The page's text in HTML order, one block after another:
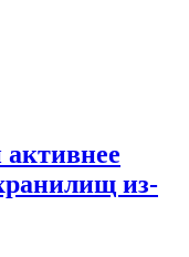
из-